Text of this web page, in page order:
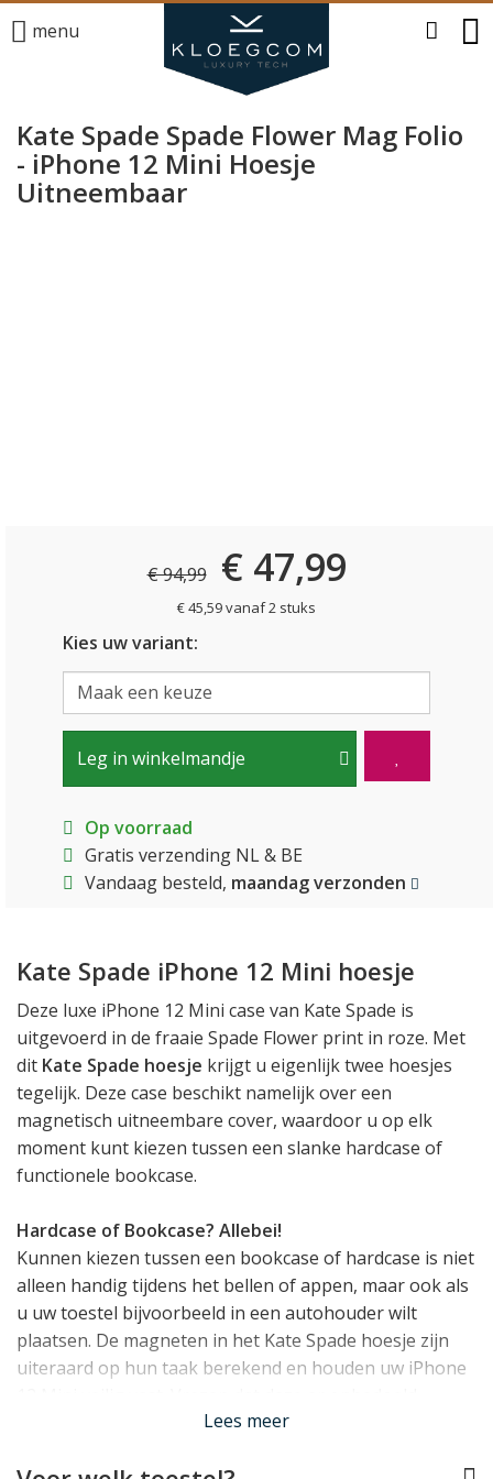
menu
Kate Spade Spade Flower Mag Folio
- iPhone 12 Mini Hoesje
Uitneembaar
€ 94,99 € 47,99
€ 45,59 vanaf 2 stuks
Kies uw variant:
Leg in winkelmandje
Op voorraad
Gratis verzending NL & BE
Vandaag besteld, maandag verzonden
Kate Spade iPhone 12 Mini hoesje
Deze luxe iPhone 12 Mini case van Kate Spade is
uitgevoerd in de fraaie Spade Flower print in roze. Met
dit Kate Spade hoesje krijgt u eigenlijk twee hoesjes
tegelijk. Deze case beschikt namelijk over een
magnetisch uitneembare cover, waardoor u op elk
moment kunt kiezen tussen een slanke hardcase of
functionele bookcase.
Hardcase of Bookcase? Allebei!
Kunnen kiezen tussen een bookcase of hardcase is niet
alleen handig tijdens het bellen of appen, maar ook als
u uw toestel bijvoorbeeld in een autohouder wilt
plaatsen. De magneten in het Kate Spade hoesje zijn
uiteraard op hun taak berekend en houden uw iPhone
uitvalt, is dan ook niet nodig!
Lees meer